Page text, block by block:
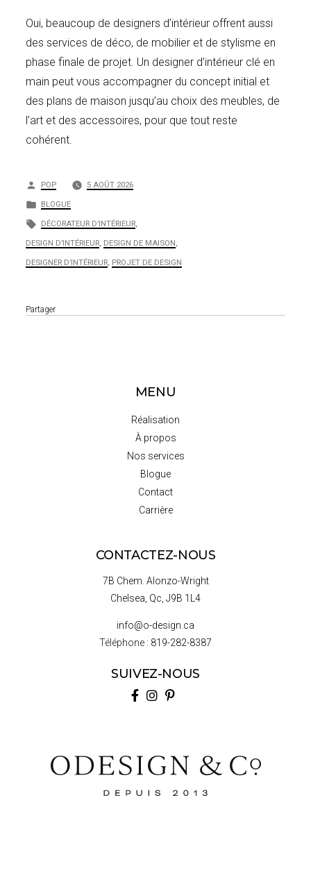
Oui, beaucoup de designers d’intérieur offrent aussi
des services de déco, de mobilier et de stylisme en
phase finale de projet. Un designer d’intérieur clé en
main peut vous accompagner du concept initial et
des plans de maison jusqu’au choix des meubles, de
l’art et des accessoires, pour que tout reste
cohérent.
Publié
par
POP
5 AOÛT 2026
Publié
dans
BLOGUE
Étiquettes :
DÉCORATEUR D’INTÉRIEUR,
DESIGN D’INTÉRIEUR, DESIGN DE MAISON,
DESIGNER D’INTÉRIEUR, PROJET DE DESIGN
Partager
MENU
Réalisation
À propos
Nos services
Blogue
Contact
Carrière
CONTACTEZ-NOUS
7B Chem. Alonzo-Wright
Chelsea, Qc, J9B 1L4
info@o-design.ca
Téléphone : 819-282-8387
SUIVEZ-NOUS